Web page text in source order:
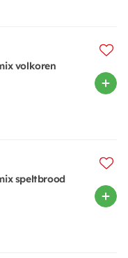
volkoren
speltbrood